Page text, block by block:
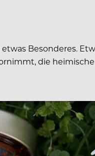
Besonderes.
die